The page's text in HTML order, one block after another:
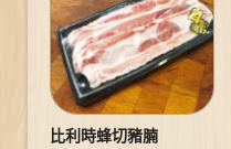
比利時蜂切豬腩